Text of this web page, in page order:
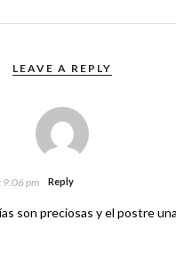
LEAVE A REPLY
9:06 pm Reply
son preciosas y el postre